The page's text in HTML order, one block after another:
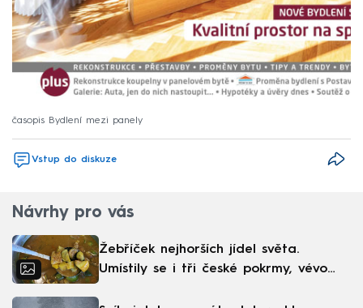
časopis Bydlení mezi panely
Vstup do diskuze
Návrhy pro vás
Žebříček nejhorších jídel světa.
Umístily se i tři české pokrmy, vévodí